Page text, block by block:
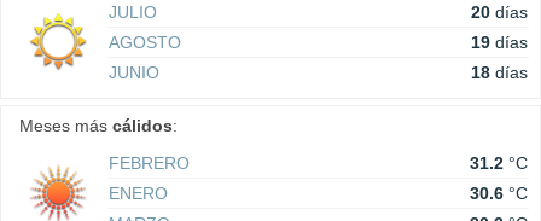
JULIO
20 días
AGOSTO
19 días
JUNIO
18 días
Meses más cálidos:
FEBRERO
31.2 °C
ENERO
30.6 °C